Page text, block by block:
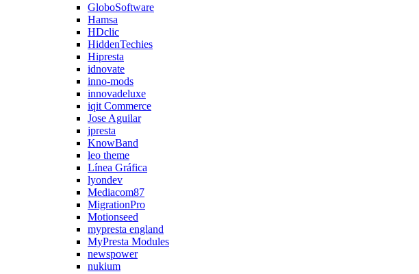
GloboSoftware
Hamsa
HDclic
HiddenTechies
Hipresta
idnovate
inno-mods
innovadeluxe
iqit Commerce
Jose Aguilar
jpresta
KnowBand
leo theme
Línea Gráfica
lyondev
Mediacom87
MigrationPro
Motionseed
mypresta england
MyPresta Modules
newspower
nukium